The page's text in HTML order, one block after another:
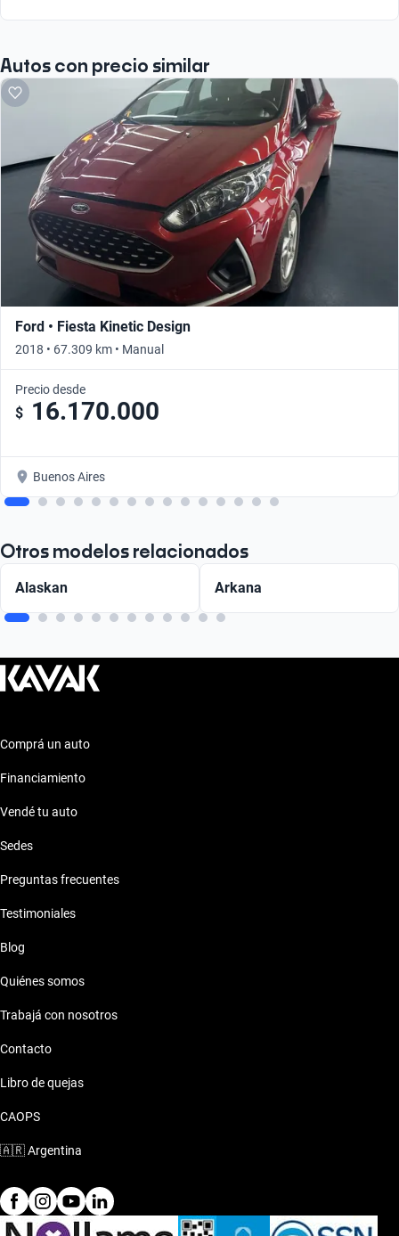
Autos con precio similar
Ford • Fiesta Kinetic Design
2018 • 67.309 km • Manual
Precio desde
$ 16.170.000
Buenos Aires
Otros modelos relacionados
Alaskan Arkana
Comprá un auto
Financiamiento
Vendé tu auto
Sedes
Preguntas frecuentes
Testimoniales
Blog
Quiénes somos
Trabajá con nosotros
Contacto
Libro de quejas
CAOPS
🇦🇷Argentina